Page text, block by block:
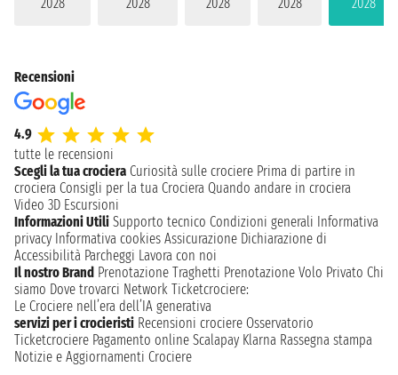
Recensioni
4.9
tutte le recensioni
Scegli la tua crociera Curiosità sulle crociere Prima di partire in
crociera Consigli per la tua Crociera Quando andare in crociera
Video 3D Escursioni
Informazioni Utili Supporto tecnico Condizioni generali Informativa
privacy Informativa cookies Assicurazione Dichiarazione di
Accessibilità Parcheggi Lavora con noi
Il nostro Brand Prenotazione Traghetti Prenotazione Volo Privato Chi
siamo Dove trovarci Network Ticketcrociere:
Le Crociere nell’era dell’IA generativa
servizi per i crocieristi Recensioni crociere Osservatorio
Ticketcrociere Pagamento online Scalapay Klarna Rassegna stampa
Notizie e Aggiornamenti Crociere